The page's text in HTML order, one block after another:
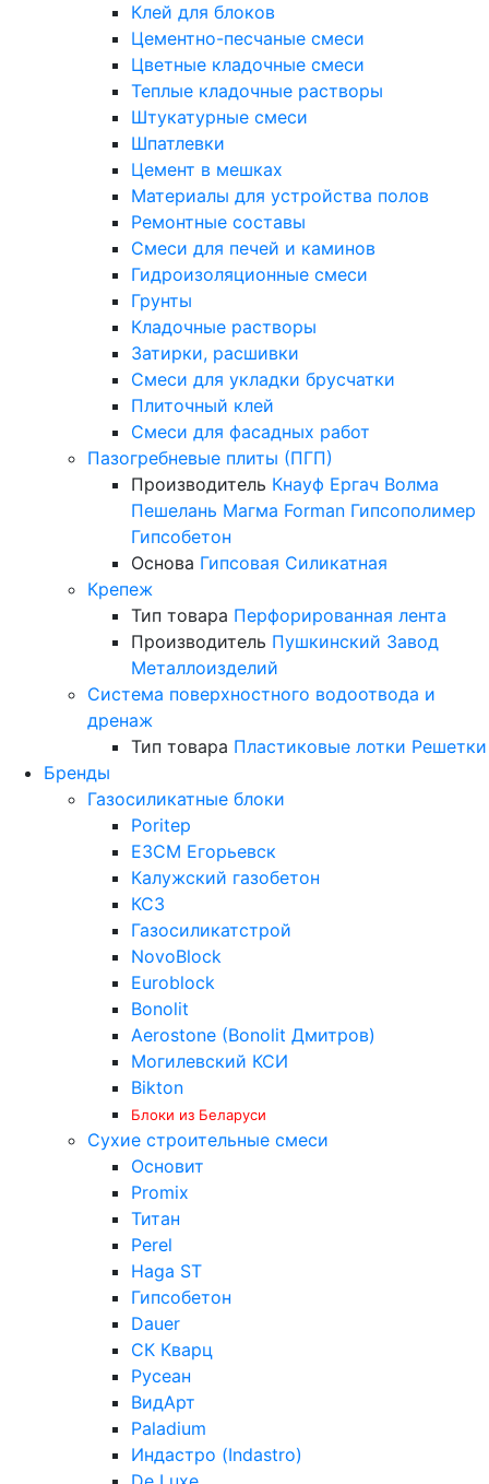
Клей для блоков
Цементно-песчаные смеси
Цветные кладочные смеси
Теплые кладочные растворы
Штукатурные смеси
Шпатлевки
Цемент в мешках
Материалы для устройства полов
Ремонтные составы
Смеси для печей и каминов
Гидроизоляционные смеси
Грунты
Кладочные растворы
Затирки, расшивки
Смеси для укладки брусчатки
Плиточный клей
Смеси для фасадных работ
Пазогребневые плиты (ПГП)
Производитель Кнауф Ергач Волма
Пешелань Магма Forman Гипсополимер
Гипсобетон
Основа Гипсовая Силикатная
Крепеж
Тип товара Перфорированная лента
Производитель Пушкинский Завод
Металлоизделий
Система поверхностного водоотвода и
дренаж
Тип товара Пластиковые лотки Решетки
Бренды
Газосиликатные блоки
Poritep
ЕЗСМ Егорьевск
Калужский газобетон
КСЗ
Газосиликатстрой
NovoBlock
Euroblock
Bonolit
Aerostone (Bonolit Дмитров)
Могилевский КСИ
Bikton
Блоки из Беларуси
Сухие строительные смеси
Основит
Promix
Титан
Perel
Haga ST
Гипсобетон
Dauer
СК Кварц
Русеан
ВидАрт
Paladium
Индастро (Indastro)